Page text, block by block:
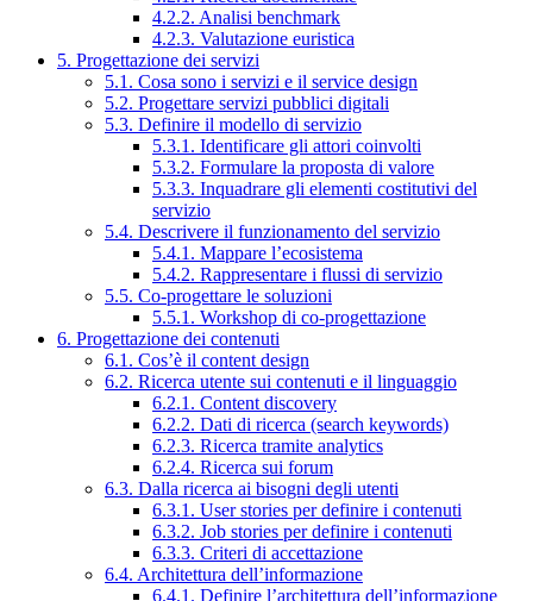
4.2.2. Analisi benchmark
4.2.3. Valutazione euristica
5. Progettazione dei servizi
5.1. Cosa sono i servizi e il service design
5.2. Progettare servizi pubblici digitali
5.3. Definire il modello di servizio
5.3.1. Identificare gli attori coinvolti
5.3.2. Formulare la proposta di valore
5.3.3. Inquadrare gli elementi costitutivi del
servizio
5.4. Descrivere il funzionamento del servizio
5.4.1. Mappare l’ecosistema
5.4.2. Rappresentare i flussi di servizio
5.5. Co-progettare le soluzioni
5.5.1. Workshop di co-progettazione
6. Progettazione dei contenuti
6.1. Cos’è il content design
6.2. Ricerca utente sui contenuti e il linguaggio
6.2.1. Content discovery
6.2.2. Dati di ricerca (search keywords)
6.2.3. Ricerca tramite analytics
6.2.4. Ricerca sui forum
6.3. Dalla ricerca ai bisogni degli utenti
6.3.1. User stories per definire i contenuti
6.3.2. Job stories per definire i contenuti
6.3.3. Criteri di accettazione
6.4. Architettura dell’informazione
6.4.1. Definire l’architettura dell’informazione